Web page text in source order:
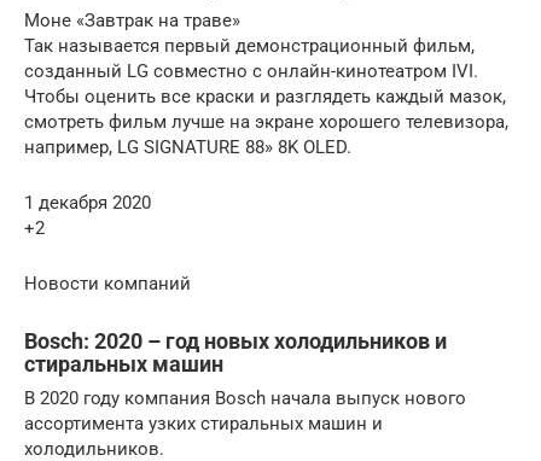
Моне «Завтрак на траве»
Так называется первый демонстрационный фильм,
созданный LG совместно с онлайн-кинотеатром IVI.
Чтобы оценить все краски и разглядеть каждый мазок,
смотреть фильм лучше на экране хорошего телевизора,
например, LG SIGNATURE 88» 8K OLED.
1 декабря 2020
+2
Новости компаний
Bosch: 2020 – год новых холодильников и
стиральных машин
В 2020 году компания Bosch начала выпуск нового
ассортимента узких стиральных машин и
холодильников.